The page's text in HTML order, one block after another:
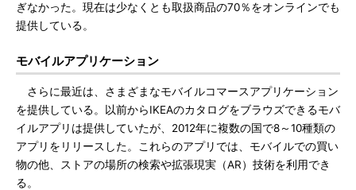
ぎなかった。現在は少なくとも取扱商品の70％をオンラインでも
提供している。
モバイルアプリケーション
さらに最近は、さまざまなモバイルコマースアプリケーション
を提供している。以前からIKEAのカタログをブラウズできるモバ
イルアプリは提供していたが、2012年に複数の国で8～10種類の
アプリをリリースした。これらのアプリでは、モバイルでの買い
物の他、ストアの場所の検索や拡張現実（AR）技術を利用でき
る。